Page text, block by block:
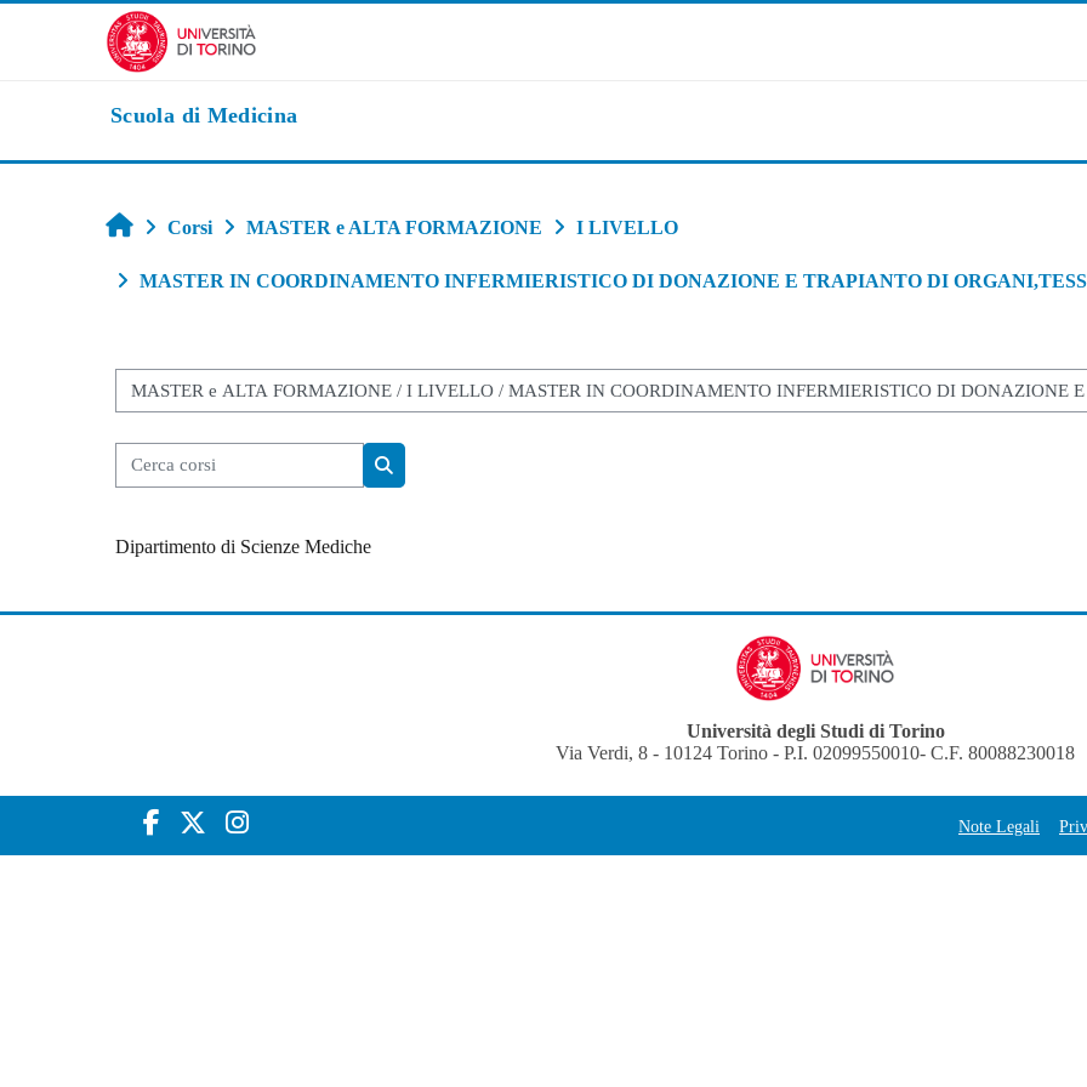
Vai al contenuto principale
Scuola di Medicina
Home
Corsi MASTER e ALTA FORMAZIONE I LIVELLO
MASTER IN COORDINAMENTO INFERMIERISTICO DI DONAZIONE E TRAPIANTO DI
Categorie di corso
Cerca corsi
Dipartimento di Scienze Mediche
Università degli Studi di Torino
Via Verdi, 8 - 10124 Torino - P.I. 02099550010- C.F. 80088230018
Note Legali